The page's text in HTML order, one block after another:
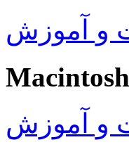
و آموزش
Macintosh
و آموزش